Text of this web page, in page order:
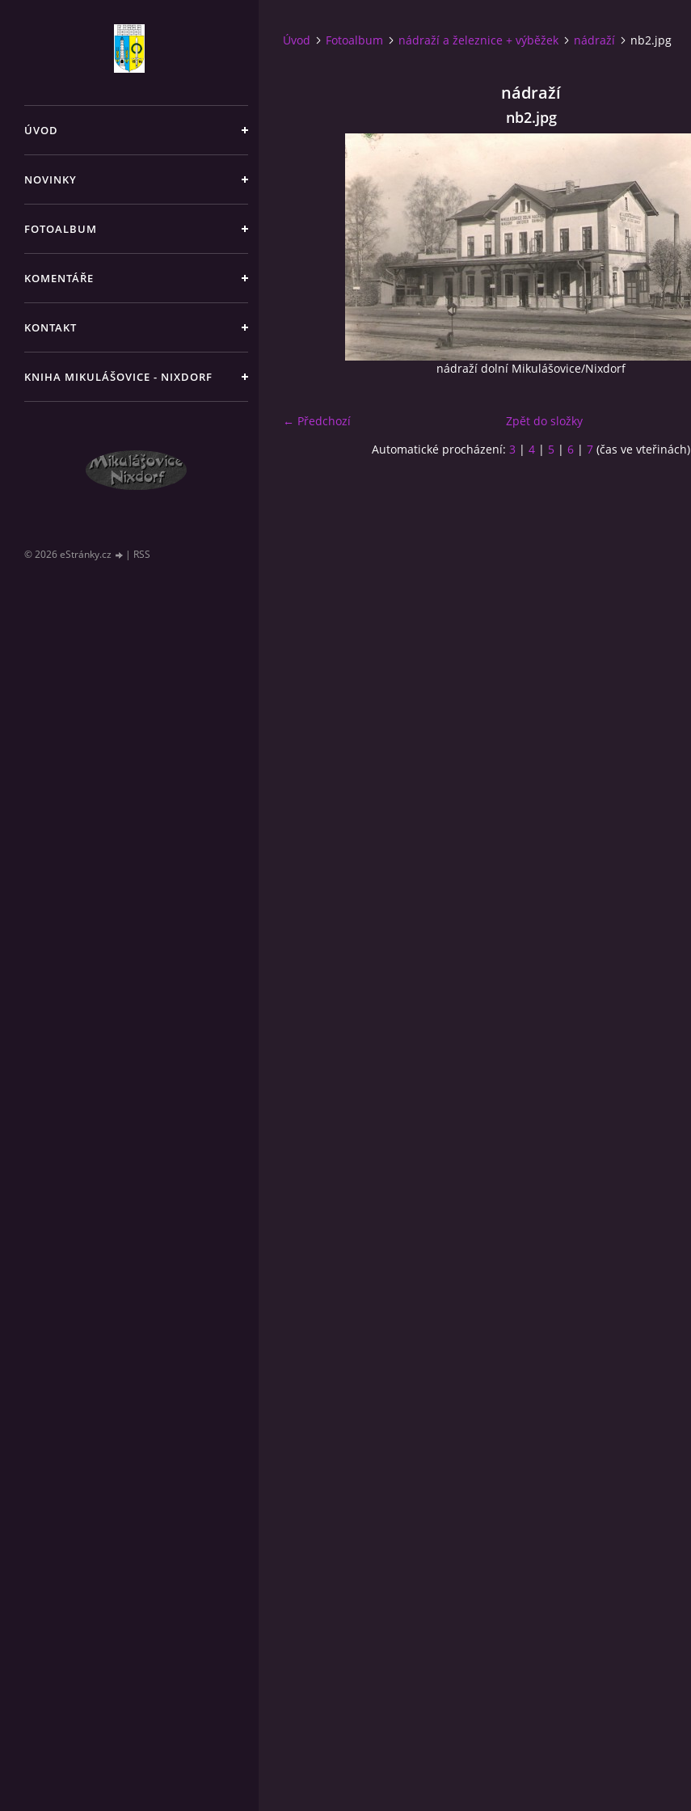
ÚVOD
NOVINKY
FOTOALBUM
KOMENTÁŘE
KONTAKT
KNIHA MIKULÁŠOVICE - NIXDORF
© 2026 eStránky.cz | RSS
Úvod Fotoalbum nádraží a železnice + výběžek nádraží nb2.jpg
nádraží
nb2.jpg
nádraží dolní Mikulášovice/Nixdorf
← Předchozí
Zpět do složky
Automatické procházení: 3 | 4 | 5 | 6 | 7 (čas ve vteřinách)